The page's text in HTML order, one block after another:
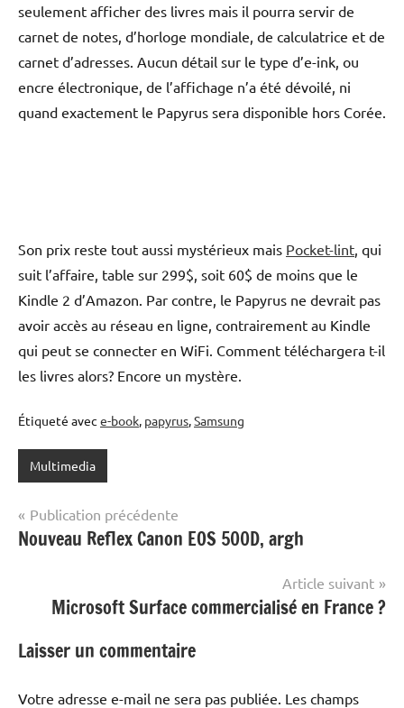
seulement afficher des livres mais il pourra servir de
carnet de notes, d’horloge mondiale, de calculatrice et de
carnet d’adresses. Aucun détail sur le type d’e-ink, ou
encre électronique, de l’affichage n’a été dévoilé, ni
quand exactement le Papyrus sera disponible hors Corée.
Son prix reste tout aussi mystérieux mais Pocket-lint , qui
suit l’affaire, table sur 299$, soit 60$ de moins que le
Kindle 2 d’Amazon. Par contre, le Papyrus ne devrait pas
avoir accès au réseau en ligne, contrairement au Kindle
qui peut se connecter en WiFi. Comment téléchargera t-il
les livres alors? Encore un mystère.
Étiqueté avec e-book, papyrus,Samsung
Multimedia
Navigation
de
Publication précédente
Nouveau Reflex Canon EOS 500D, argh
Article suivant
Microsoft Surface commercialisé en France ?
Laisser un commentaire
Votre adresse e-mail ne sera pas publiée. Les champs